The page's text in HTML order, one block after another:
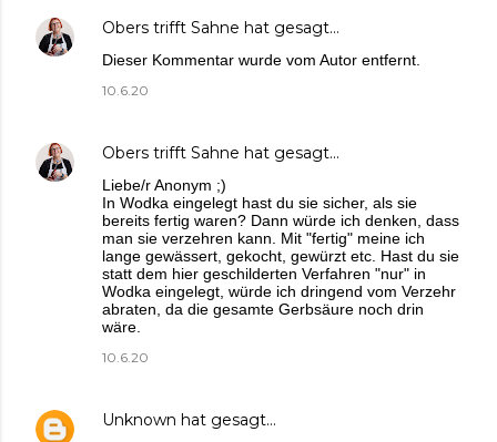
Obers trifft Sahne hat gesagt…
Dieser Kommentar wurde vom Autor entfernt.
10.6.20
Obers trifft Sahne hat gesagt…
Liebe/r Anonym ;)
In Wodka eingelegt hast du sie sicher, als sie
bereits fertig waren? Dann würde ich denken, dass
man sie verzehren kann. Mit "fertig" meine ich
lange gewässert, gekocht, gewürzt etc. Hast du sie
statt dem hier geschilderten Verfahren "nur" in
Wodka eingelegt, würde ich dringend vom Verzehr
abraten, da die gesamte Gerbsäure noch drin
wäre.
10.6.20
Unknown hat gesagt…